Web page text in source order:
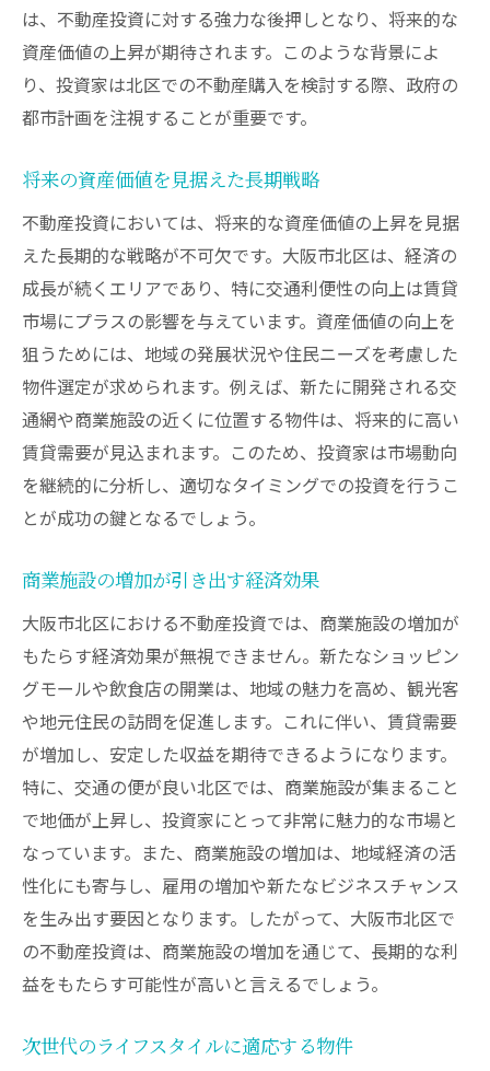
再開発が進む大阪市北区での投資成功のポイン
ト
再開発プロジェクトの進捗とその影響
投資家が注目すべきキープロジェクト
地域活性化による投資の活性化
再開発がもたらす地価上昇と機会
環境変化に対応した柔軟な投資運営
大阪市北区での不動産投資がもたらす資産価値
の増加
資産管理の効率化を図るための手法
不動産の資産価値を高めるリノベーション
地域の成長がもたらす長期的価値
不動産評価を高めるためのマーケット分析
市場価値の変動を見越した投資計画
ティ戦略
大阪の都市計画が北区の不動産投資に与える影
響
都市計画の概要と不動産市場への影響
インフラ拡充がもたらす地域の進化
都市計画が示す将来の投資チャンス
計画の背景にある経済的インパクト
都市計画の進捗状況とその分析
長期的成功に向けた都市計画の活用方法
は、不動産投資に対する強力な後押しとなり、将来的な
資産価値の上昇が期待されます。このような背景によ
り、投資家は北区での不動産購入を検討する際、政府の
都市計画を注視することが重要です。
将来の資産価値を見据えた長期戦略
不動産投資においては、将来的な資産価値の上昇を見据
えた長期的な戦略が不可欠です。大阪市北区は、経済の
成長が続くエリアであり、特に交通利便性の向上は賃貸
市場にプラスの影響を与えています。資産価値の向上を
狙うためには、地域の発展状況や住民ニーズを考慮した
物件選定が求められます。例えば、新たに開発される交
通網や商業施設の近くに位置する物件は、将来的に高い
賃貸需要が見込まれます。このため、投資家は市場動向
を継続的に分析し、適切なタイミングでの投資を行うこ
とが成功の鍵となるでしょう。
商業施設の増加が引き出す経済効果
大阪市北区における不動産投資では、商業施設の増加が
もたらす経済効果が無視できません。新たなショッピン
グモールや飲食店の開業は、地域の魅力を高め、観光客
や地元住民の訪問を促進します。これに伴い、賃貸需要
が増加し、安定した収益を期待できるようになります。
特に、交通の便が良い北区では、商業施設が集まること
で地価が上昇し、投資家にとって非常に魅力的な市場と
なっています。また、商業施設の増加は、地域経済の活
性化にも寄与し、雇用の増加や新たなビジネスチャンス
を生み出す要因となります。したがって、大阪市北区で
の不動産投資は、商業施設の増加を通じて、長期的な利
益をもたらす可能性が高いと言えるでしょう。
次世代のライフスタイルに適応する物件